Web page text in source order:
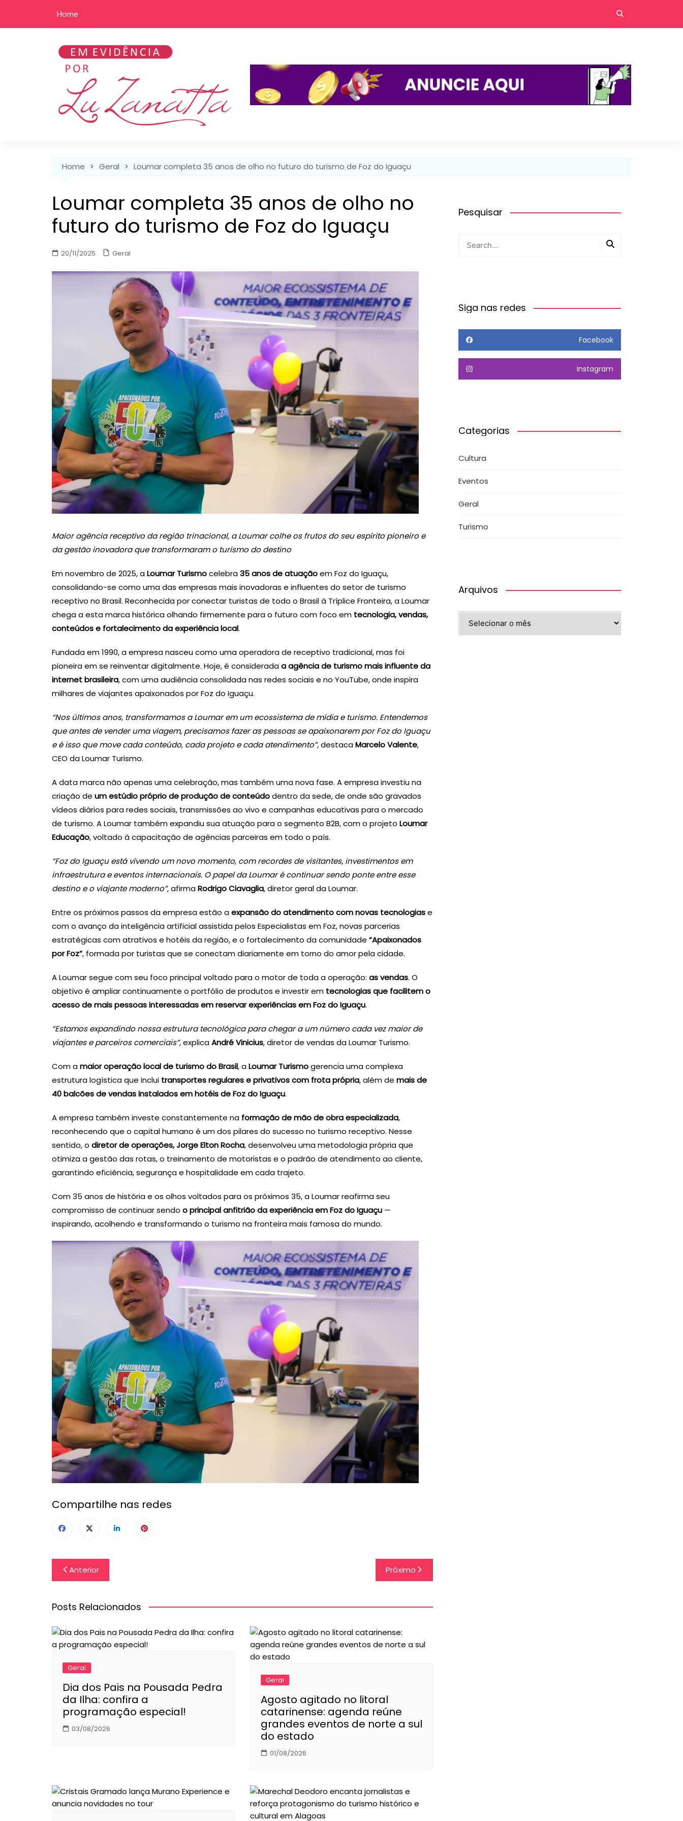
content
Home
Home Geral Loumar completa 35 anos de olho no futuro do turismo de Foz do Iguaçu
Loumar completa 35 anos de olho no
futuro do turismo de Foz do Iguaçu
20/11/2025 Geral
Maior agência receptivo da região trinacional, a Loumar colhe os frutos do seu espírito pioneiro e
da gestão inovadora que transformaram o turismo do destino
Em novembro de 2025, aLoumar Turismocelebra35 anos de atuaçãoem Foz do Iguaçu,
consolidando-se como uma das empresas mais inovadoras e influentes do setor de turismo
receptivo no Brasil. Reconhecida por conectar turistas de todo o Brasil à Tríplice Fronteira, a Loumar
chega a esta marca histórica olhando firmemente para o futuro com foco em tecnologia, vendas,
conteúdos e fortalecimento da experiência local.
Fundada em 1990, a empresa nasceu como uma operadora de receptivo tradicional, mas foi
pioneira em se reinventar digitalmente. Hoje, é consideradaa agência de turismo mais influente da
internet brasileira, com uma audiência consolidada nas redes sociais e no YouTube, onde inspira
milhares de viajantes apaixonados por Foz do Iguaçu.
“Nos últimos anos, transformamos a Loumar em um ecossistema de mídia e turismo. Entendemos
que antes de vender uma viagem, precisamos fazer as pessoas se apaixonarem por Foz do Iguaçu
e é isso que move cada conteúdo, cada projeto e cada atendimento”,destacaMarcelo Valente,
CEO da Loumar Turismo.
A data marca não apenas uma celebração, mas também uma nova fase. A empresa investiu na
criação de um estúdio próprio de produção de conteúdodentro da sede, de onde são gravados
vídeos diários para redes sociais, transmissões ao vivo e campanhas educativas para o mercado
de turismo. A Loumar também expandiu sua atuação para o segmento B2B, com o projeto Loumar
Educação, voltado à capacitação de agências parceiras em todo o país.
“Foz do Iguaçu está vivendo um novo momento, com recordes de visitantes, investimentos em
infraestrutura e eventos internacionais. O papel da Loumar é continuar sendo ponte entre esse
destino e o viajante moderno”,afirmaRodrigo Ciavaglia, diretor geral da Loumar.
Entre os próximos passos da empresa estão aexpansão do atendimento com novas tecnologiase
com o avanço da inteligência artificial assistida pelos Especialistas em Foz, novas parcerias
estratégicas com atrativos e hotéis da região, e o fortalecimento da comunidade “Apaixonados
por Foz”, formada por turistas que se conectam diariamente em torno do amor pela cidade.
A Loumar segue com seu foco principal voltado para o motor de toda a operação: as vendas. O
objetivo é ampliar continuamente o portfólio de produtos e investir em tecnologias que facilitem o
acesso de mais pessoas interessadas em reservar experiências em Foz do Iguaçu.
“Estamos expandindo nossa estrutura tecnológica para chegar a um número cada vez maior de
viajantes e parceiros comerciais”,explicaAndré Vinicius, diretor de vendas da Loumar Turismo.
Com amaior operação local de turismo do Brasil, aLoumar Turismogerencia uma complexa
estrutura logística que inclui transportes regulares e privativos com frota própria, além de mais de
40 balcões de vendas instalados em hotéis de Foz do Iguaçu.
A empresa também investe constantemente na formação de mão de obra especializada,
reconhecendo que o capital humano é um dos pilares do sucesso no turismo receptivo. Nesse
sentido, o diretor de operações, Jorge Elton Rocha, desenvolveu uma metodologia própria que
otimiza a gestão das rotas, o treinamento de motoristas e o padrão de atendimento ao cliente,
garantindo eficiência, segurança e hospitalidade em cada trajeto.
Com 35 anos de história e os olhos voltados para os próximos 35, a Loumar reafirma seu
compromisso de continuar sendo o principal anfitrião da experiência em Foz do Iguaçu —
inspirando, acolhendo e transformando o turismo na fronteira mais famosa do mundo.
Compartilhe nas redes
Navegação
de
Post
Anterior Próximo
Posts Relacionados
Geral
Dia dos Pais na Pousada Pedra
da Ilha: confira a
programação especial!
03/08/2026
Geral
Agosto agitado no litoral
catarinense: agenda reúne
grandes eventos de norte a sul
do estado
01/08/2026
Pesquisar
Siga nas redes
Facebook
Instagram
Categorias
Cultura
Eventos
Geral
Turismo
Arquivos